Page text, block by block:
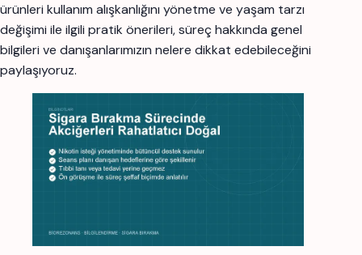
ürünleri kullanım alışkanlığını yönetme ve yaşam tarzı
değişimi ile ilgili pratik önerileri, süreç hakkında genel
bilgileri ve danışanlarımızın nelere dikkat edebileceğini
paylaşıyoruz.